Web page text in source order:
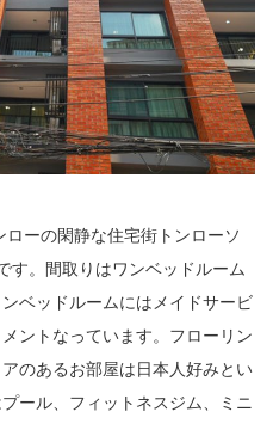
ーの閑静な住宅街トンローソ
す。間取りはワンベッドルーム
ベッドルームにはメイドサービ
ントなっています。フローリン
のあるお部屋は日本人好みとい
ール、フィットネスジム、ミニ